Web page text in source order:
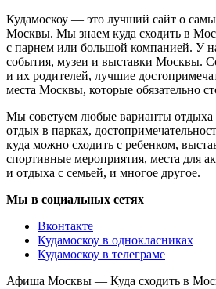
Кудамоскоу — это лучший сайт о
Москвы. Мы знаем куда сходить в
с парнем или большой компанией. У
события, музеи и выставки Москвы.
и их родителей, лучшие
места Москвы, которые обязательно
Мы советуем любые варианты
отдых в парках,
куда можно сходить с ребенком,
спортивные мероприятия, места для
и отдыха с семьей, и многое другое.
Мы в социальных сетях
Вконтакте
Кудамоскоу в однокласниках
Кудамоскоу в телеграме
Афиша Москвы — Куда сходить в